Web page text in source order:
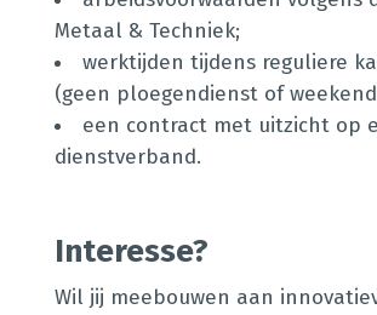
Metaal & Techniek;
werktijden tijdens reguliere
(geen ploegendienst of
een contract met uitzicht op
dienstverband.
Interesse?
Wil jij meebouwen aan